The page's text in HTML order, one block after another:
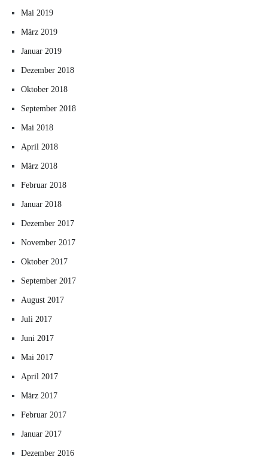
Mai 2019
März 2019
Januar 2019
Dezember 2018
Oktober 2018
September 2018
Mai 2018
April 2018
März 2018
Februar 2018
Januar 2018
Dezember 2017
November 2017
Oktober 2017
September 2017
August 2017
Juli 2017
Juni 2017
Mai 2017
April 2017
März 2017
Februar 2017
Januar 2017
Dezember 2016